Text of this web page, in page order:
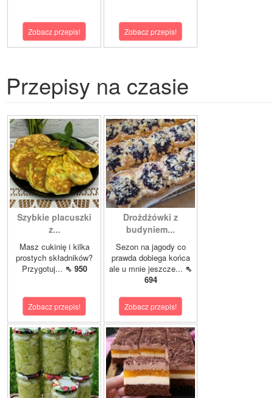
Zobacz przepis! Zobacz przepis!
Przepisy na czasie
Szybkie placuszki
z...
Masz cukinię i kilka
prostych składników?
Przygotuj... ⇖ 950
Zobacz przepis!
Drożdżówki z
budyniem...
Sezon na jagody co
prawda dobiega końca
ale u mnie jeszcze... ⇖
694
Zobacz przepis!